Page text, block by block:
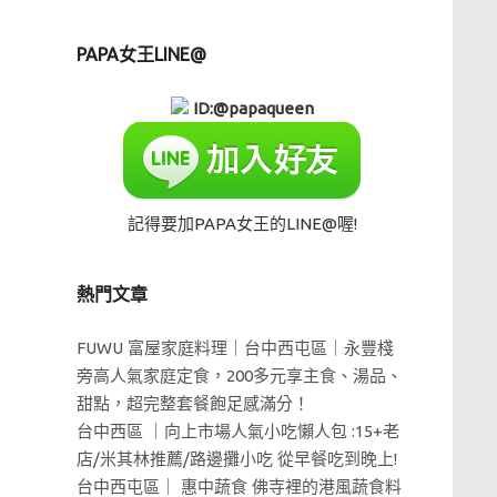
PAPA女王LINE@
ID:@papaqueen
記得要加PAPA女王的LINE@喔!
熱門文章
FUWU 富屋家庭料理｜台中西屯區｜永豐棧
旁高人氣家庭定食，200多元享主食、湯品、
甜點，超完整套餐飽足感滿分！
台中西區 ｜向上市場人氣小吃懶人包 :15+老
店/米其林推薦/路邊攤小吃 從早餐吃到晚上!
台中西屯區｜ 惠中蔬食 佛寺裡的港風蔬食料